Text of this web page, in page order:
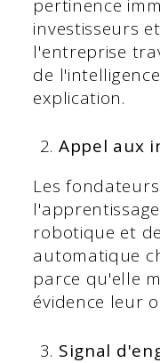
pertinence
investisseurs
l'entreprise
de
explication.
Appel aux
Les
robotique et
automatique
parce qu'elle
évidence leur
Signal